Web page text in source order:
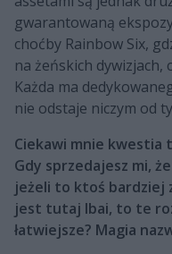
gwarantowaną
choćby Rainbow Six,
na żeńskich dywizjach,
Każda ma
nie odstaje niczym od
Ciekawi mnie kwestia
Gdy sprzedajesz mi,
jeżeli to ktoś bardziej
jest tutaj Ibai, to te
łatwiejsze? Magia